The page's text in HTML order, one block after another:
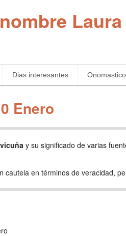
Dias interesantes
Enero
y su significado de varias
cautela en términos de veracidad,